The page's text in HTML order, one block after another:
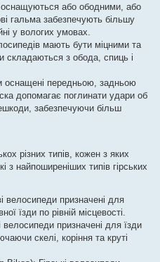
оснащуються або ободними, або
гальма забезпечують більшу
у вологих умовах.
мають бути міцними та
складаються з обода, спиць і
оснащені передньою, задньою
допомагає поглинати удари об
забезпечуючи більш
різних типів, кожен з яких
з найпоширеніших типів гірських
велосипеди призначені для
їзди по рівній місцевості.
велосипеди призначені для їзди
скелі, коріння та круті